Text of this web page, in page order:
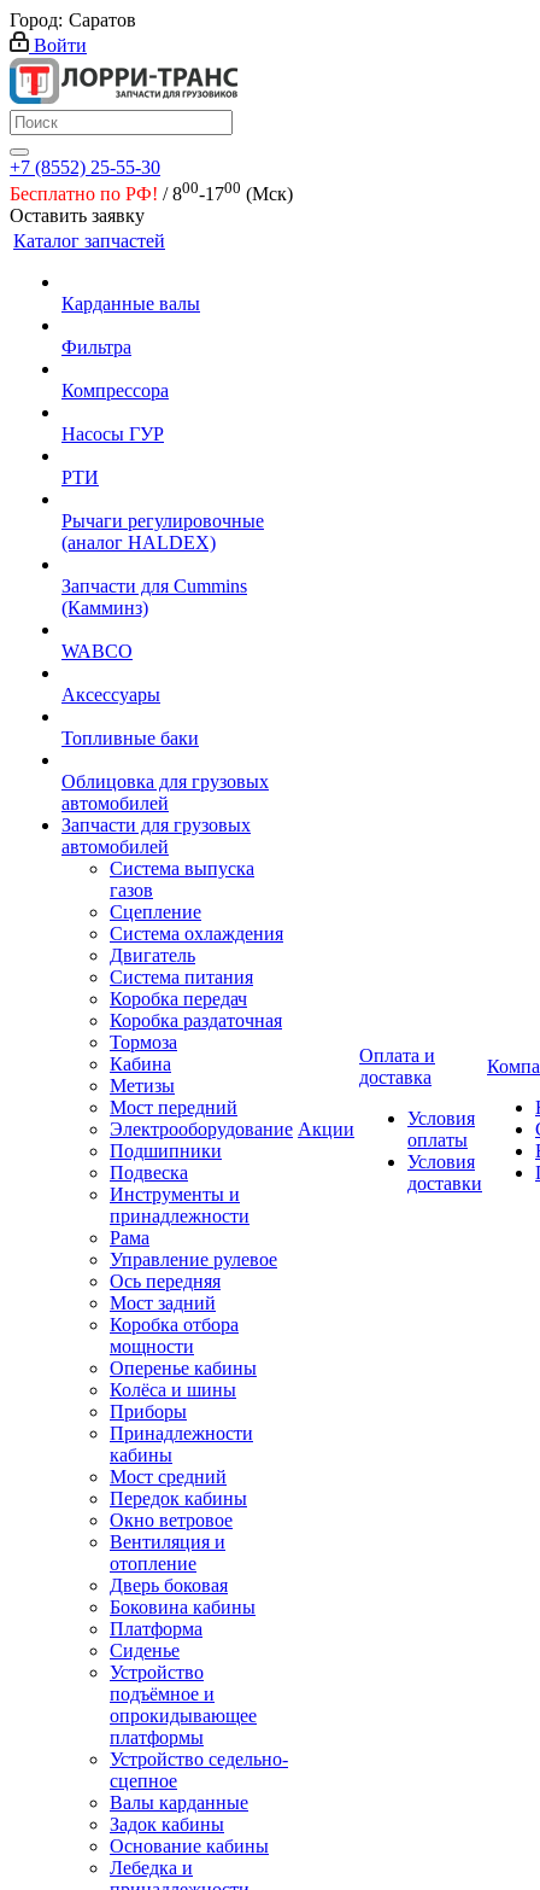
Город: Саратов
Войти
+7 (8552) 25-55-30
Бесплатно по РФ! / 800-1700 (Мск)
Оставить заявку
Каталог запчастей
Карданные валы
Фильтра
Компрессора
Насосы ГУР
РТИ
Рычаги регулировочные
(аналог HALDEX)
Запчасти для Cummins
(Камминз)
WABCO
Аксессуары
Топливные баки
Облицовка для грузовых
автомобилей
Запчасти для грузовых
автомобилей
Система выпуска
газов
Сцепление
Система охлаждения
Двигатель
Система питания
Коробка передач
Коробка раздаточная
Тормоза
Кабина
Метизы
Мост передний
Электрооборудование
Подшипники
Подвеска
Инструменты и
принадлежности
Рама
Управление рулевое
Ось передняя
Мост задний
Коробка отбора
мощности
Оперенье кабины
Колёса и шины
Приборы
Принадлежности
кабины
Мост средний
Передок кабины
Окно ветровое
Вентиляция и
отопление
Дверь боковая
Боковина кабины
Платформа
Сиденье
Устройство
подъёмное и
опрокидывающее
платформы
Устройство седельно-
сцепное
Валы карданные
Задок кабины
Основание кабины
Лебедка и
Акции
Оплата и
доставка
Условия
оплаты
Условия
доставки